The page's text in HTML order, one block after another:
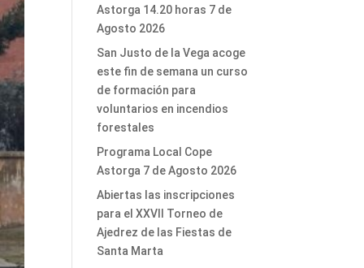
Astorga 14.20 horas 7 de
Agosto 2026
San Justo de la Vega acoge
este fin de semana un curso
de formación para
voluntarios en incendios
forestales
Programa Local Cope
Astorga 7 de Agosto 2026
Abiertas las inscripciones
para el XXVII Torneo de
Ajedrez de las Fiestas de
Santa Marta